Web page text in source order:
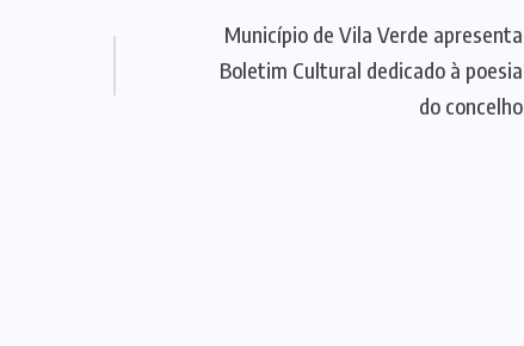
Município de Vila Verde apresenta
Boletim Cultural dedicado à poesia
do concelho